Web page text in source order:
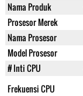
Nama Produk
Prosesor Merek
Nama Prosesor
Model Prosesor
# Inti CPU
Frekuensi CPU